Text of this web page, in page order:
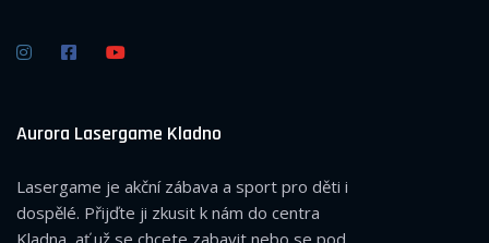
Aurora Lasergame Kladno
Lasergame je akční zábava a sport pro děti i
dospělé. Přijďte ji zkusit k nám do centra